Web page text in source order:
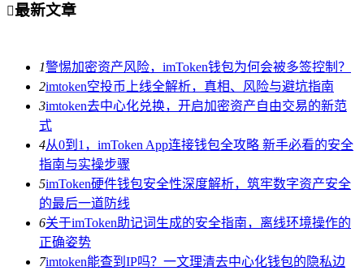
最新文章
1警惕加密资产风险，imToken钱包为何会被多签控制？
2imtoken空投币上线全解析，真相、风险与避坑指南
3imtoken去中心化兑换，开启加密资产自由交易的新范
式
4从0到1，imToken App连接钱包全攻略 新手必看的安全
指南与实操步骤
5imToken硬件钱包安全性深度解析，筑牢数字资产安全
的最后一道防线
6关于imToken助记词生成的安全指南，离线环境操作的
正确姿势
7imtoken能查到IP吗？一文理清去中心化钱包的隐私边